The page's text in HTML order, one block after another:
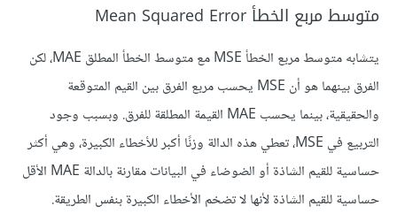
متوسط مربع الخطأ Mean Squared Error
يتشابه متوسط مربع الخطأ MSE مع متوسط الخطأ المطلق MAE، لكن
الفرق بينهما هو أن MSE يحسب مربع الفرق بين القيم المتوقعة
والحقيقية، بينما يحسب MAE القيمة المطلقة للفرق. وبسبب وجود
التربيع في MSE، تعطي هذه الدالة وزنًا أكبر للأخطاء الكبيرة، وهي أكثر
حساسية للقيم الشاذة أو الضوضاء في البيانات مقارنة بالدالة MAE الأقل
حساسية للقيم الشاذة لأنها لا تضخم الأخطاء الكبيرة بنفس الطريقة.